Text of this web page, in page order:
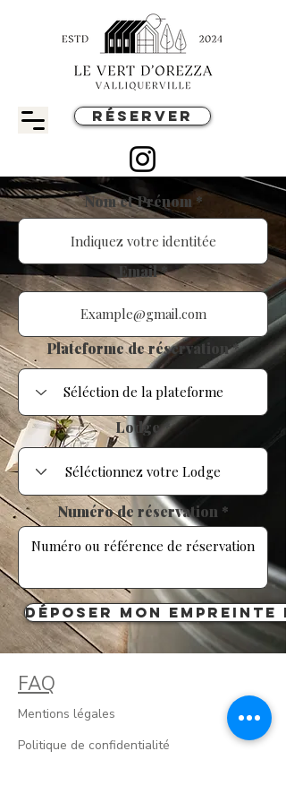
RÉSERVER
Nom et Prénom
Email
Plateforme de réservation
Lodge
Numéro de réservation
Déposer mon empreinte
FAQ
​Mentions légales
Politique de confidentialité